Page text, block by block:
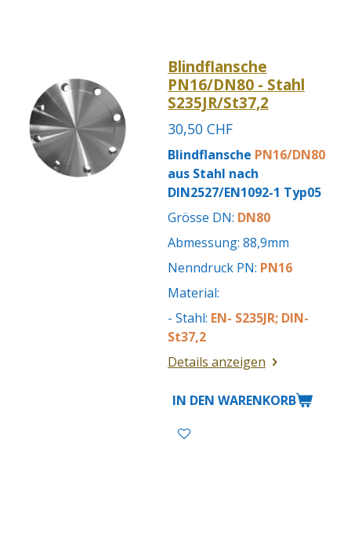
Blindflansche
PN16/DN80 - Stahl
S235JR/St37,2
30,50 CHF
Blindflansche PN16/DN80
aus Stahl nach
DIN2527/EN1092-1 Typ05
Grösse DN: DN80
Abmessung: 88,9mm
Nenndruck PN: PN16
Material:
- Stahl: EN- S235JR; DIN-
St37,2
Details anzeigen
IN DEN WARENKORB